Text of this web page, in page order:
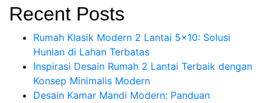
Recent Posts
Rumah Klasik Modern 2 Lantai 5×10: Solusi
Hunian di Lahan Terbatas
Inspirasi Desain Rumah 2 Lantai Terbaik dengan
Konsep Minimalis Modern
Desain Kamar Mandi Modern: Panduan